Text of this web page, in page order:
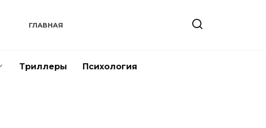
ГЛАВНАЯ
Триллеры Психология